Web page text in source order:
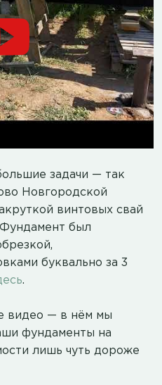
задачи — так
Новгородской
винтовых свай
был
буквально за 3
.
видео — в нём мы
фундаменты на
лишь чуть дороже